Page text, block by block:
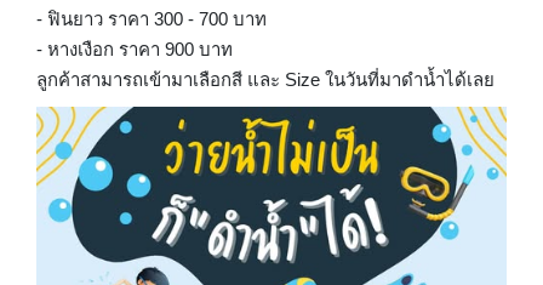
- ฟินยาว ราคา 300 - 700 บาท
- หางเงือก ราคา 900 บาท
ลูกค้าสามารถเข้ามาเลือกสี และ Size ในวันที่มาดำน้ำได้เลย